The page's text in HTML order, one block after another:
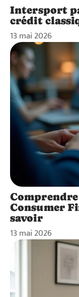
Intersport
crédit
13 mai 2026
Consumer
savoir
13 mai 2026